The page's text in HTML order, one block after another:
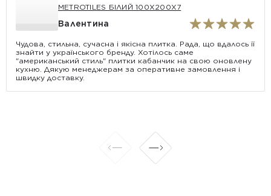
METROTILES БІЛИЙ 100X200X7
Валентина
Чудова, стильна, сучасна і якісна плитка. Рада, що вдалось її
знайти у українського бренду. Хотілось саме
"американський стиль" плитки кабанчик на свою оновлену
кухню. Дякую менеджерам за оперативне замовлення і
швидку доставку.